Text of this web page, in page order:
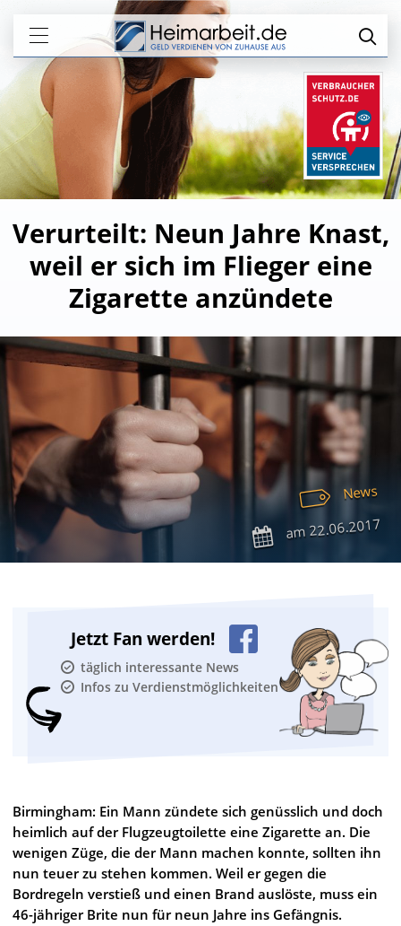
Verurteilt: Neun Jahre Knast,
weil er sich im Flieger eine
Zigarette anzündete
News
am22.06.2017
Jetzt Fan werden!
täglich interessante News
Infos zu Verdienstmöglichkeiten
Birmingham: Ein Mann zündete sich genüsslich und doch
heimlich auf der Flugzeugtoilette eine Zigarette an. Die
wenigen Züge, die der Mann machen konnte, sollten ihn
nun teuer zu stehen kommen. Weil er gegen die
Bordregeln verstieß und einen Brand auslöste, muss ein
46-jähriger Brite nun für neun Jahre ins Gefängnis.